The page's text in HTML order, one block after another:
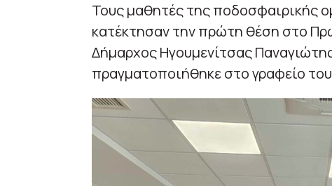
Τους μαθητές της ποδοσφαιρικής
κατέκτησαν την πρώτη θέση στο
Δήμαρχος Ηγουμενίτσας
πραγματοποιήθηκε στο γραφείο